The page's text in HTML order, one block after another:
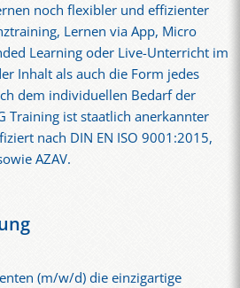
noch flexibler und effizienter
Lernen via App, Micro
Learning oder Live-Unterricht im
Inhalt als auch die Form jedes
dem individuellen Bedarf der
Training ist staatlich anerkannter
nach DIN EN ISO 9001:2015,
AZAV.
(m/w/d) die einzigartige